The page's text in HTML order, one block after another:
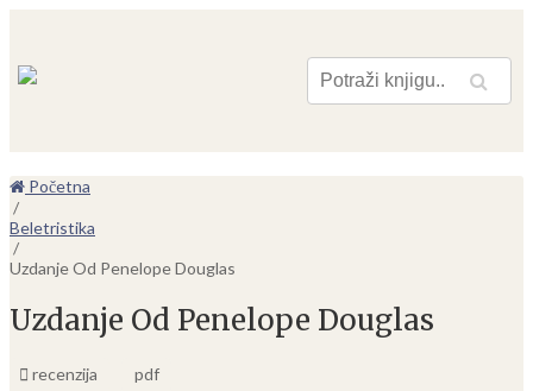
Pretraga
Početna
/
Beletristika
/
Uzdanje Od Penelope Douglas
Uzdanje Od Penelope Douglas
recenzija pdf